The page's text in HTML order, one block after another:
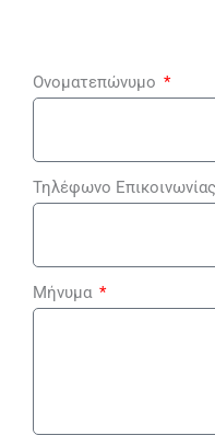
Ονοματεπώνυμο
Τηλέφωνο Επικοινωνίας
Μήνυμα